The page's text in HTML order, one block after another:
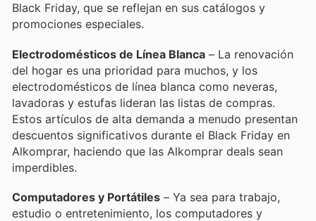
Black Friday, que se reflejan en sus catálogos y
promociones especiales.
Electrodomésticos de Línea Blanca – La renovación
del hogar es una prioridad para muchos, y los
electrodomésticos de línea blanca como neveras,
lavadoras y estufas lideran las listas de compras.
Estos artículos de alta demanda a menudo presentan
descuentos significativos durante el Black Friday en
Alkomprar, haciendo que las Alkomprar deals sean
imperdibles.
Computadores y Portátiles – Ya sea para trabajo,
estudio o entretenimiento, los computadores y